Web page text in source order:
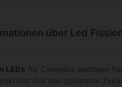
über Led
LEDs für Cannabis wachsen
(für den gesamten